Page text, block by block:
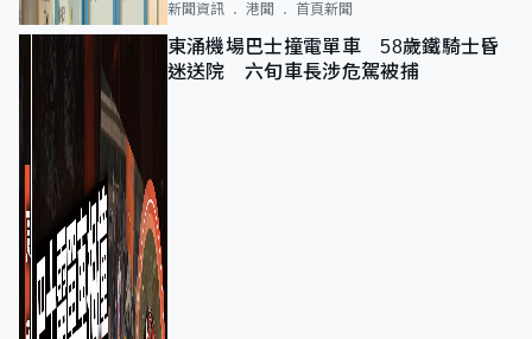
新聞資訊 港聞 首頁新聞
東涌機場巴士撞電單車 58歲鐵騎士昏
迷送院 六旬車長涉危駕被捕